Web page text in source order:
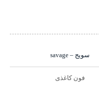
سویج – savage
فون کاغذی